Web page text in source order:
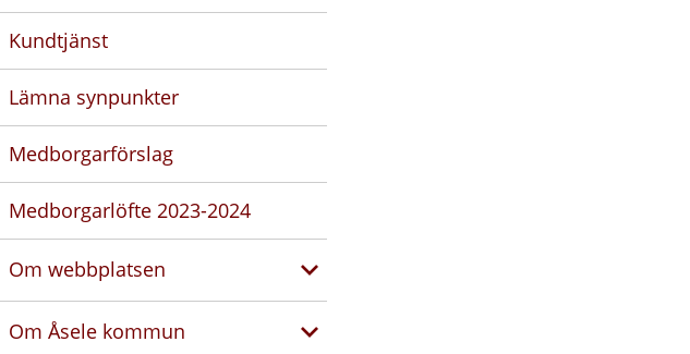
Kundtjänst
Lämna synpunkter
Medborgarförslag
Medborgarlöfte 2023-2024
Om webbplatsen
Om Åsele kommun